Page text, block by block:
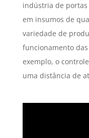
indústria de
em insumos de
variedade de
funcionamento
exemplo, o
uma distância de